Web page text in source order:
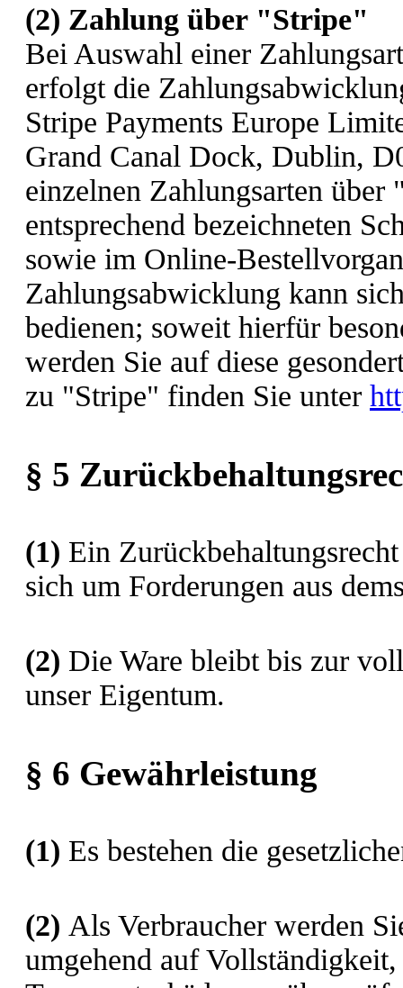
(2) Zahlung über "Stripe"
Bei Auswahl einer
erfolgt die
Stripe Payments Europe
Grand Canal Dock, Dublin,
einzelnen Zahlungsarten
entsprechend bezeichneten
sowie im Online-
Zahlungsabwicklung kann
bedienen; soweit hierfür
werden Sie auf diese
zu "Stripe" finden Sie unter
§ 5
(1) Ein
sich um Forderungen aus
(2) Die Ware bleibt bis zur
unser Eigentum.
§ 6 Gewährleistung
(1) Es bestehen die
(2) Als Verbraucher werden
umgehend auf